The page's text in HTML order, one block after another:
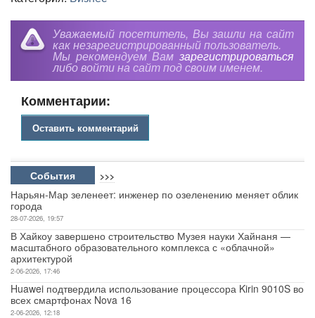
Уважаемый посетитель, Вы зашли на сайт
как незарегистрированный пользователь.
Мы рекомендуем Вам зарегистрироваться
либо войти на сайт под своим именем.
Комментарии:
Оставить комментарий
События >>>
Нарьян-Мар зеленеет: инженер по озеленению меняет облик
города
28-07-2026, 19:57
В Хайкоу завершено строительство Музея науки Хайнаня —
масштабного образовательного комплекса с «облачной»
архитектурой
2-06-2026, 17:46
Huawei подтвердила использование процессора Kirin 9010S во
всех смартфонах Nova 16
2-06-2026, 12:18